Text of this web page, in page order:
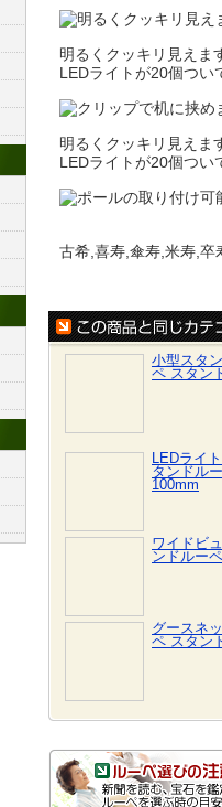
携帯できるルーペ
双眼鏡/望遠鏡
老眼鏡・顕微鏡
明るくクッキリ見えま
LEDライトが20個つい
明るくクッキリ見えま
LEDライトが20個つい
古希,喜寿,傘寿,米寿,卒
小型スタ
ペ スタン
LEDライ
タンドル
100mm
ワイドビ
ンドルーペ
グースネ
ペ スタン